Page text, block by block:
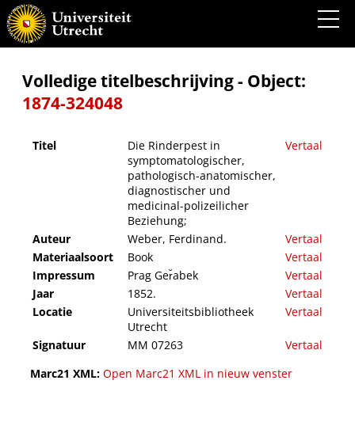
Die Rinderpest in symptomatologischer, pathologisch-anatomischer, diagnostischer und
medicinal-polizeilicher Beziehung;
Volledige titelbeschrijving - Object:
1874-324048
Titel
Die Rinderpest in
symptomatologischer,
pathologisch-anatomischer,
diagnostischer und
medicinal-polizeilicher
Beziehung;
Vertaal
Auteur Weber, Ferdinand.
Vertaal
Materiaalsoort
Book
Vertaal
Impressum
Prag Ger̆abek
Vertaal
Jaar
1852.
Vertaal
Locatie
Universiteitsbibliotheek
Utrecht
Vertaal
Signatuur MM 07263
Vertaal
Marc21 XML: Open Marc21 XML in nieuw venster